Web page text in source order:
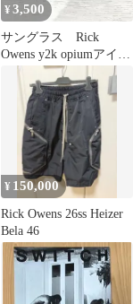
¥3,500
サングラス Rick
Owens y2k opiumアイウ
ェア トゲトゲ 装飾
¥ 150,000
Rick Owens 26ss Heizer
Bela 46